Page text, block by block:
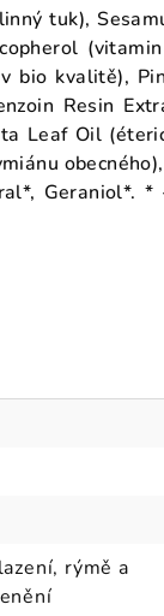
tuk),
bio kvalitě),
Resin
Leaf Oil
Geraniol*. *
rýmě a